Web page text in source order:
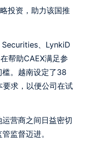
投资，助力该国推
Securities、LynkiD
帮助CAEX满足参
。越南设定了38
求，以便公司在试
营商之间日益密切
监督迈进。